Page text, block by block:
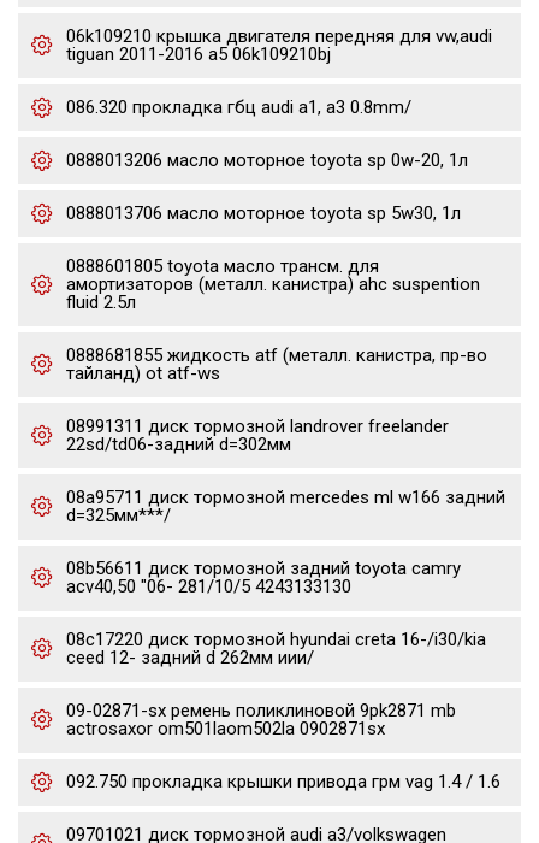
06k109210 крышка двигателя передняя для vw,audi
tiguan 2011-2016 a5 06k109210bj
086.320 прокладка гбц audi a1, a3 0.8mm/
0888013206 масло моторное toyota sp 0w-20, 1л
0888013706 масло моторное toyota sp 5w30, 1л
0888601805 toyota масло трансм. для
амортизаторов (металл. канистра) ahc suspention
fluid 2.5л
0888681855 жидкость atf (металл. канистра, пр-во
тайланд) ot atf-ws
08991311 диск тормозной landrover freelander
22sd/td06-задний d=302мм
08a95711 диск тормозной mercedes ml w166 задний
d=325мм***/
08b56611 диск тормозной задний toyota camry
acv40,50 "06- 281/10/5 4243133130
08c17220 диск тормозной hyundai creta 16-/i30/kia
ceed 12- задний d 262мм иии/
09-02871-sx ремень поликлиновой 9pk2871 mb
actrosaxor om501laom502la 0902871sx
092.750 прокладка крышки привода грм vag 1.4 / 1.6
09701021 диск тормозной audi a3/volkswagen